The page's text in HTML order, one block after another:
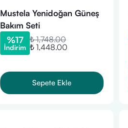
Mustela Yenidoğan Güneş
Bakım Seti
%17
İndirim
₺ 1,748.00
₺ 1,448.00
Sepete Ekle